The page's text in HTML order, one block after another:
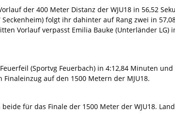
der 400 Meter Distanz der WJU18 in 56,52
folgt ihr dahinter auf Rang zwei in
Vorlauf verpasst Emilia Bauke (Unterländer LG)
(Sportvg Feuerbach) in 4:12,84 Minuten und
auf den 1500 Metern der MJU18.
für das Finale der 1500 Meter der WJU18.